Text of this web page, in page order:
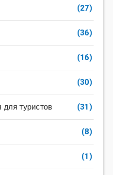
(27)
(36)
(16)
(30)
туристов (31)
(8)
(1)